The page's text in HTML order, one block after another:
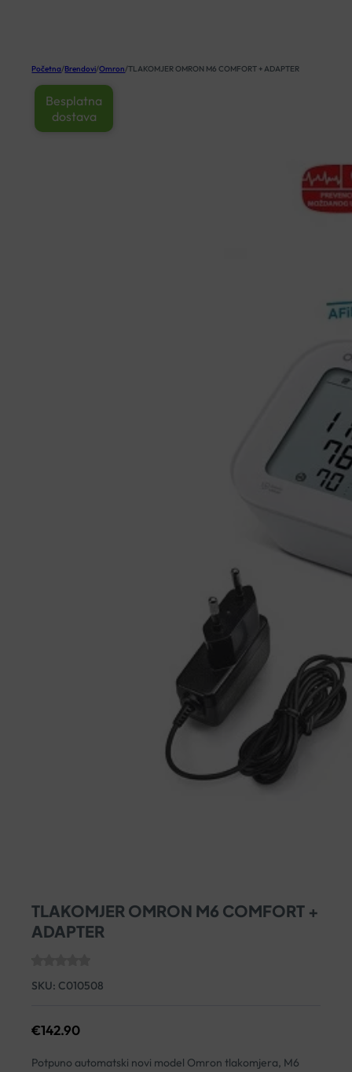
Početna/Brendovi/Omron/TLAKOMJER OMRON M6 COMFORT + ADAPTER
Besplatna
dostava
TLAKOMJER OMRON M6 COMFORT +
ADAPTER
SKU: C010508
€142.90
Potpuno automatski novi model Omron tlakomjera, M6